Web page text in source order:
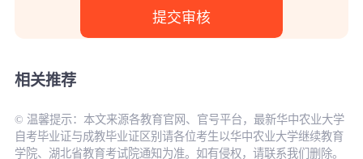
相关推荐
© 温馨提示：本文来源各教育官网、官号平台，最新华中农业大学
自考毕业证与成教毕业证区别请各位考生以华中农业大学继续教育
学院、湖北省教育考试院通知为准。如有侵权，请联系我们删除。